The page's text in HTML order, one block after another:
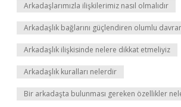
Arkadaşlarımızla ilişkilerimiz nasıl olmalıdır
Arkadaşlık bağlarını güçlendiren olumlu
Arkadaşlık ilişkisinde nelere dikkat etmeliyiz
Arkadaşlık kuralları nelerdir
Bir arkadaşta bulunması gereken özellikler